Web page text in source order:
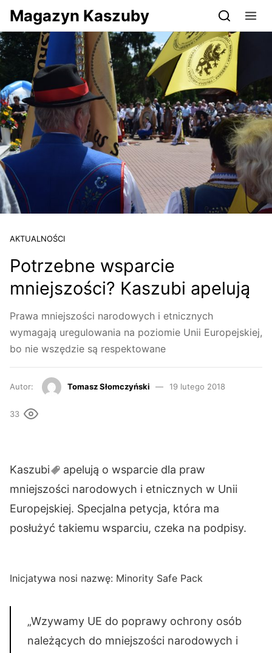
Przejdź do serwisu magazynkaszuby.pl
Magazyn Kaszuby
AKTUALNOŚCI
Potrzebne wsparcie
mniejszości? Kaszubi apelują
Prawa mniejszości narodowych i etnicznych
wymagają uregulowania na poziomie Unii Europejskiej,
bo nie wszędzie są respektowane
Autor: Tomasz Słomczyński 19 lutego 2018
33
Kaszubi
apelują o wsparcie dla praw
mniejszości narodowych i etnicznych w Unii
Europejskiej. Specjalna petycja, która ma
posłużyć takiemu wsparciu, czeka na podpisy.
Inicjatywa nosi nazwę: Minority Safe Pack
„Wzywamy UE do poprawy ochrony osób
należących do mniejszości narodowych i